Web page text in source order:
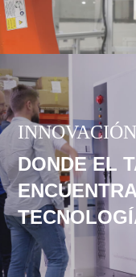
INNOVACIÓN
DONDE EL